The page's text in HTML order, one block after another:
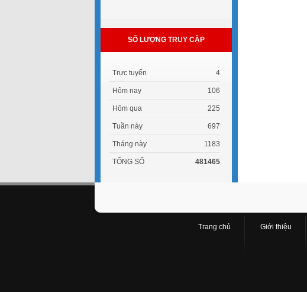
SỐ LƯỢNG TRUY CẬP
Trực tuyến 4
Hôm nay 106
Hôm qua 225
Tuần này 697
Tháng này 1183
TỔNG SỐ 481465
Trang chủ Giới thiệu